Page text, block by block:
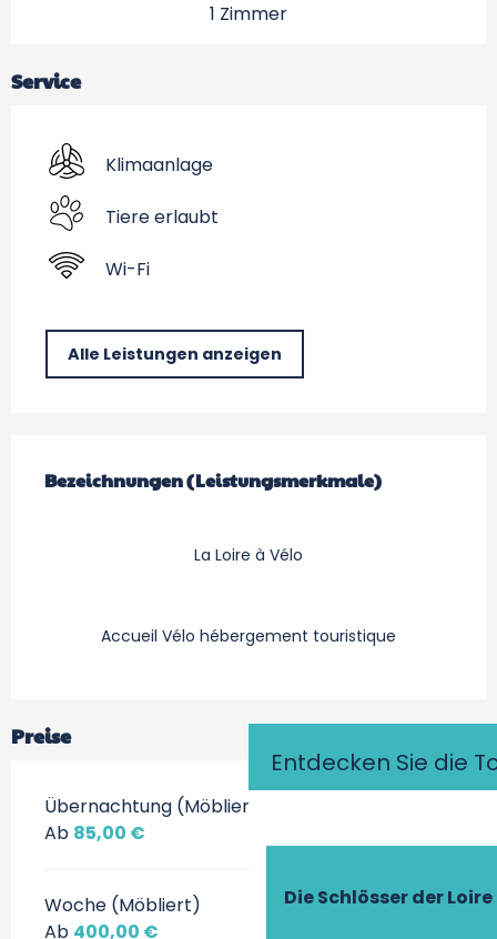
Entdecken Sie die
Die Schlösser der Loire
1 Zimmer
Service
Klimaanlage
Tiere erlaubt
Wi-Fi
Alle Leistungen anzeigen
Bezeichnungen (Leistungsmerkmale)
Bezeichnungen (Leistungsmerkmale)
La Loire à Vélo
Accueil Vélo hébergement touristique
Preise
Übernachtung (Möbliert)
Ab 85,00 €
Woche (Möbliert)
Ab 400,00 €